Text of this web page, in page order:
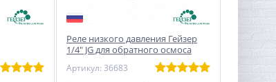
Реле низкого давления Гейзер
1/4" JG для обратного осмоса
Артикул: 36683